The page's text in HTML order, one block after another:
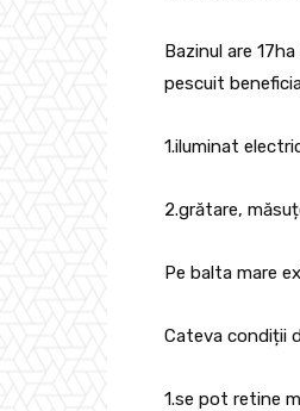
Bazinul are
pescuit
1.iluminat
2.grătare,
Pe balta mare
Cateva condiții
1.se pot retine